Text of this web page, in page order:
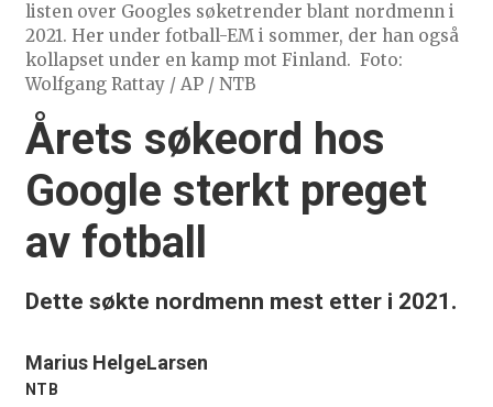
listen over Googles søketrender blant nordmenn i
2021. Her under fotball-EM i sommer, der han også
kollapset under en kamp mot Finland. Foto:
Wolfgang Rattay / AP / NTB
Årets søkeord hos
Google sterkt preget
av fotball
Dette søkte nordmenn mest etter i 2021.
Marius HelgeLarsen
NTB